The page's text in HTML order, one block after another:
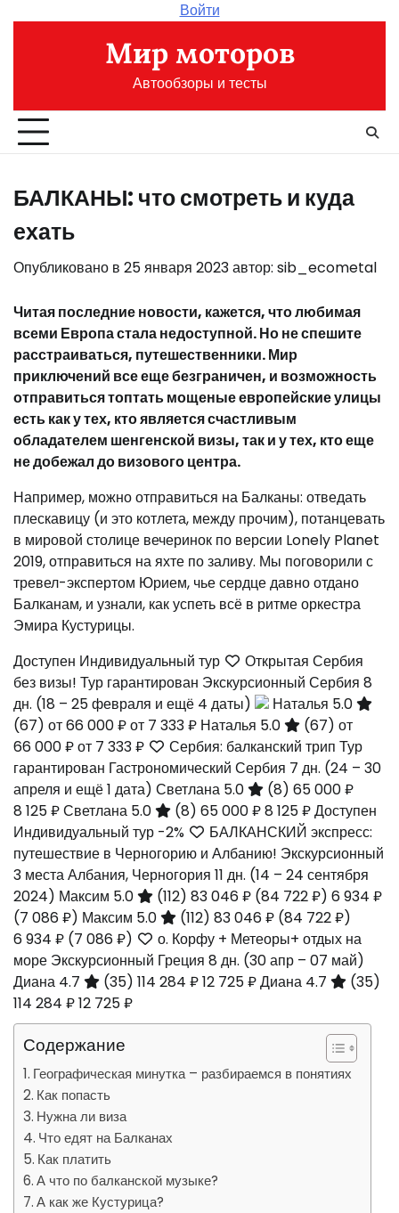
Войти
Мир моторов
Автообзоры и тесты
БАЛКАНЫ: что смотреть и куда
ехать
Опубликовано в 25 января 2023автор: sib_ecometal
Читая последние новости, кажется, что любимая
всеми Европа стала недоступной. Но не спешите
расстраиваться, путешественники. Мир
приключений все еще безграничен, и возможность
отправиться топтать мощеные европейские улицы
есть как у тех, кто является счастливым
обладателем шенгенской визы, так и у тех, кто еще
не добежал до визового центра.
Например, можно отправиться на Балканы: отведать
плескавицу (и это котлета, между прочим), потанцевать
в мировой столице вечеринок по версии Lonely Planet
2019, отправиться на яхте по заливу. Мы поговорили с
тревел-экспертом Юрием, чье сердце давно отдано
Балканам, и узнали, как успеть всё в ритме оркестра
Эмира Кустурицы.
Доступен Индивидуальный тур
Открытая Сербия
без визы! Тур гарантирован Экскурсионный Сербия 8
дн. (18 – 25 февраля и ещё 4 даты)
Наталья 5.0
(67) от 66 000 ₽от 7 333 ₽ Наталья 5.0 (67) от
66 000 ₽от 7 333 ₽
Сербия: балканский трип Тур
гарантирован Гастрономический Сербия 7 дн. (24 – 30
апреля и ещё 1 дата) Светлана 5.0 (8) 65 000 ₽
8 125 ₽Светлана 5.0 (8) 65 000 ₽8 125 ₽Доступен
Индивидуальный тур -2%
БАЛКАНСКИЙ экспресс:
путешествие в Черногорию и Албанию! Экскурсионный
3 места Албания, Черногория 11 дн. (14 – 24 сентября
2024) Максим 5.0 (112) 83 046 ₽ (84 722 ₽) 6 934 ₽
(7 086 ₽) Максим 5.0 (112) 83 046 ₽ (84 722 ₽)
6 934 ₽ (7 086 ₽)
о. Корфу + Метеоры+ отдых на
море Экскурсионный Греция 8 дн. (30 апр – 07 май)
Диана 4.7
(35) 114 284 ₽12 725 ₽Диана 4.7
(35)
114 284 ₽12 725 ₽
Содержание
Географическая минутка – разбираемся в понятиях
Как попасть
Нужна ли виза
Что едят на Балканах
Как платить
А что по балканской музыке?
А как же Кустурица?